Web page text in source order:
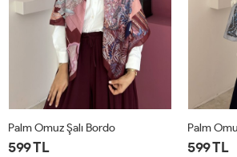
Palm Omuz Şalı Bordo
599 TL
Palm
599 TL